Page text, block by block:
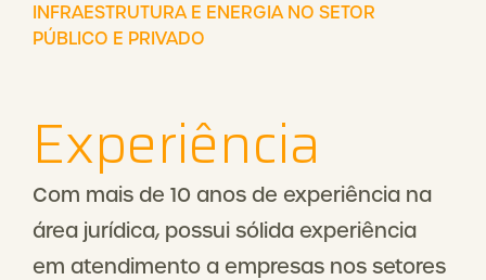
INFRAESTRUTURA E ENERGIA NO SETOR
PÚBLICO E PRIVADO
Experiência
Com mais de 10 anos de experiência na
área jurídica, possui sólida experiência
em atendimento a empresas nos setores